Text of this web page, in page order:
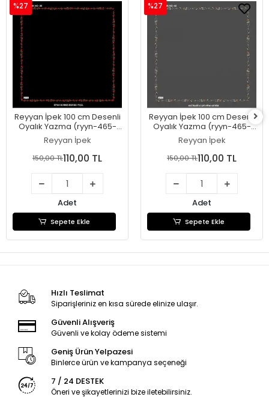
Reyyan İpek 100 cm Desenli
Oyalık Yazma (ryyn-465-
27)
Reyyan İpek
%27
150,00 TL110,00 TL
Adet
Sepete Ekle
Reyyan İpek 100 cm Desenli
Oyalık Yazma (ryyn-465-
26)
Reyyan İpek
%27
150,00 TL110,00 TL
Adet
Sepete Ekle
Hızlı Teslimat
Siparişleriniz en kısa sürede elinize ulaşır.
Güvenli Alışveriş
Güvenli ve kolay ödeme sistemi
Geniş Ürün Yelpazesi
Binlerce ürün ve kampanya seçeneği
7 / 24 DESTEK
Öneri ve şikayetlerinizi bize iletebilirsiniz.